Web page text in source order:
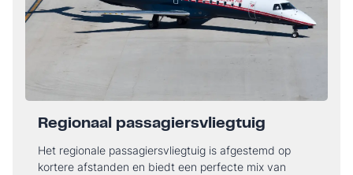
Regionaal passagiersvliegtuig
Het regionale passagiersvliegtuig is afgestemd op
kortere afstanden en biedt een perfecte mix van